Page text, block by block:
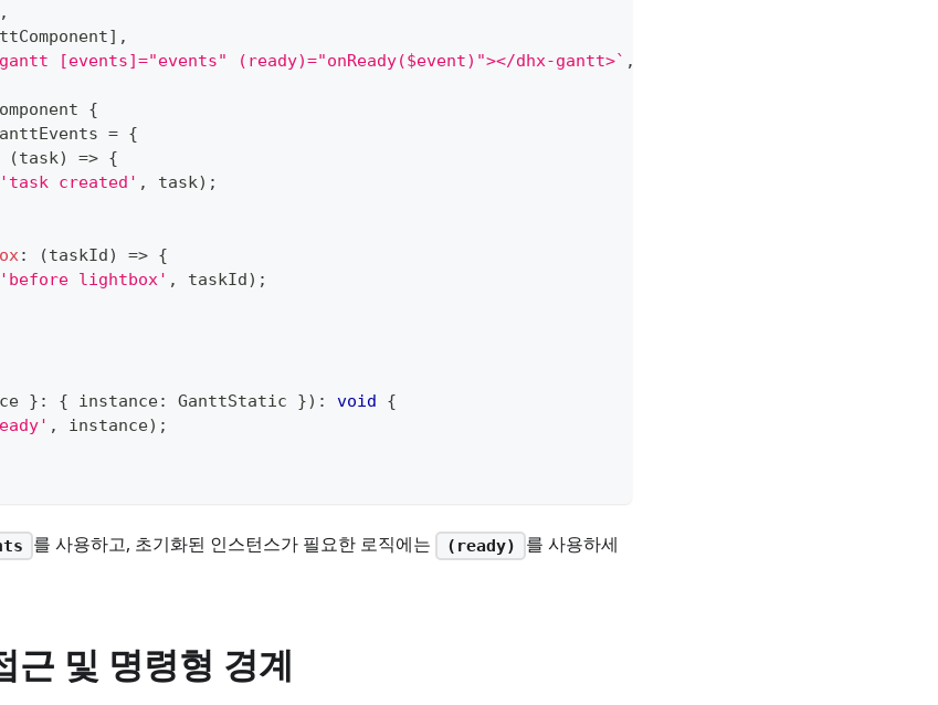
,
] ,
[events]="events" (ready)="onReady($event)"></dhx-gantt>` ,
{
= {
(task) => {
'task created' , task) ;
: (taskId) => {
'before lightbox' , taskId) ;
} : { instance: GanttStatic }) : void
{
, instance) ;
를 사용하고, 초기화된 인스턴스가 필요한 로직에는 (ready)
를 사용하세
및 명령형 경계